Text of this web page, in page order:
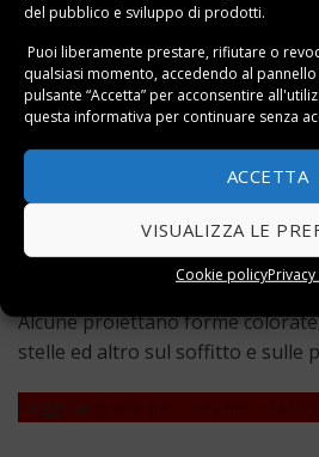
del pubblico e sviluppo di prodotti.
Puoi liberamente prestare, rifiutare o
qualsiasi momento, accedendo al
pulsante “Accetta” per acconsentire
questa informativa per continuare senza
ACCETTA
VISUALIZZA LE
Cookie policy
La migliore
Le lampade da comodino per la
hanno un design particolare ed
soffusa che può accompagnare
bambina nelle ore notturne
Alcune proiettano forme
stelle ed altro sul soffitto e sulle
Leggi la